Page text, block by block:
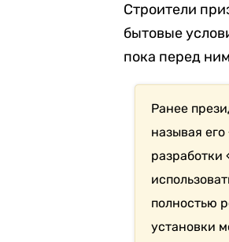
Строители
бытовые
пока перед
Ранее
называя
разработки
полностью
установки